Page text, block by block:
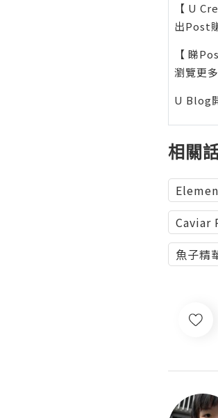
【 U
出Post
【 睇
瀏覽更
U Blog
相關
Caviar
魚子精